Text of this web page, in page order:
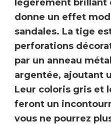
légèrement brillant
donne un effet
sandales. La tige
perforations
par un anneau
argentée, ajoutant
Leur coloris gris et
feront un
vous ne pourrez